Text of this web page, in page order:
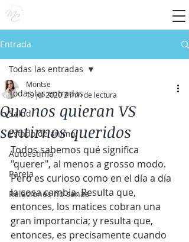
Entrada
Todas las entradas
Salud
Estado de ánimo
Autoestima
Pareja
Relaciones no sanas
Todas las entradas
Que nos quieran VS
sentirnos queridos
Montse
19 jul 20202 min de lectura
Todos sabemos qué significa
"querer", al menos a grosso modo.
Pero es curioso como en el día a día
la cosa cambia. Resulta que,
entonces, los matices cobran una
gran importancia; y resulta que,
entonces, es precisamente cuando